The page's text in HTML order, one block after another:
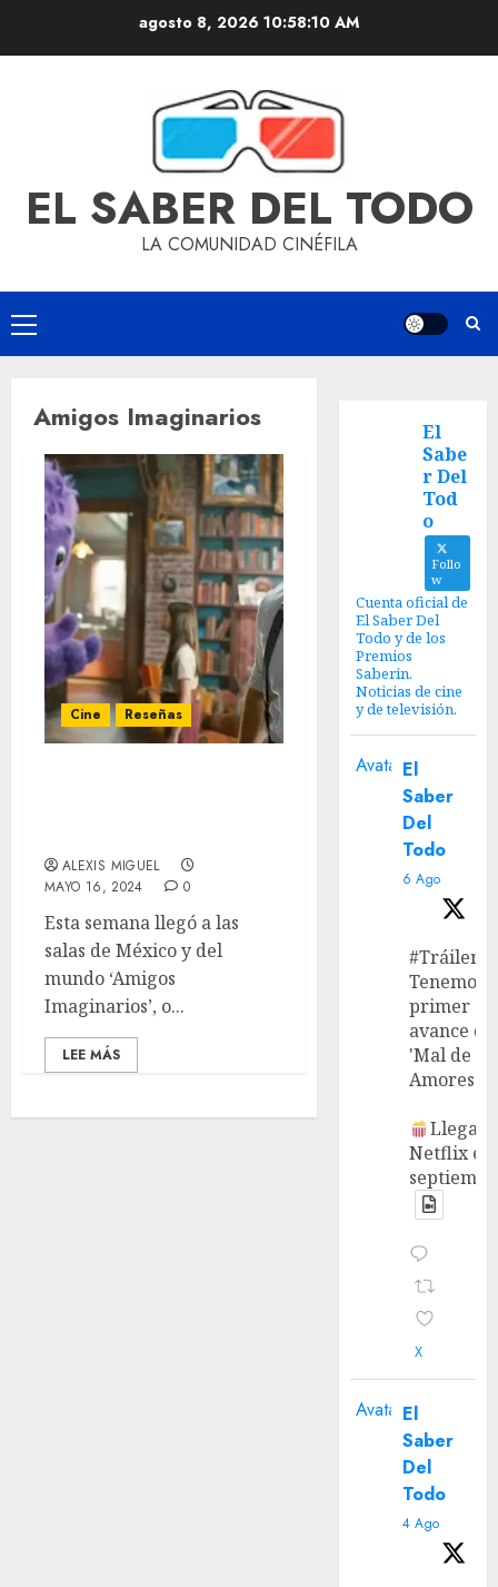
agosto 8, 2026 10:58:10 AM
EL SABER DEL TODO
LA COMUNIDAD CINÉFILA
Amigos Imaginarios
Cine Reseñas
ALEXIS MIGUEL
MAYO 16, 2024
0
Esta semana llegó a las
salas de México y del
mundo ‘Amigos
Imaginarios’, o...
LEE MÁS
El
Sabe
r Del
Tod
o
Follo
w
Cuenta oficial de
El Saber Del
Todo y de los
Premios
Saberin.
Noticias de cine
y de televisión.
Avatar El
Saber
Del
Todo
6 Ago
#Tráiler
Tenemos
primer
avance de
'Mal de
Amores'.
Llega a
Netflix en
X
Avatar El
Saber
Del
Todo
4 Ago